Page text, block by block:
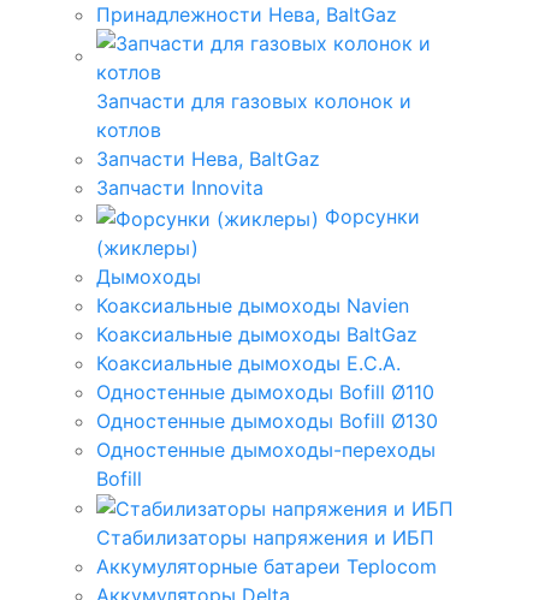
Принадлежности Нева, BaltGaz
Запчасти для газовых колонок и
котлов
Запчасти Нева, BaltGaz
Запчасти Innovita
Форсунки
(жиклеры)
Дымоходы
Коаксиальные дымоходы Navien
Коаксиальные дымоходы BaltGaz
Коаксиальные дымоходы E.C.A.
Одностенные дымоходы Bofill Ø110
Одностенные дымоходы Bofill Ø130
Одностенные дымоходы-переходы
Bofill
Стабилизаторы напряжения и ИБП
Аккумуляторные батареи Teplocom